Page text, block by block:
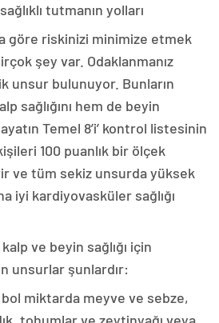
tutmanın yolları
göre riskinizi minimize etmek
şey var. Odaklanmanız
unsur bulunuyor. Bunların
sağlığını hem de beyin
Temel 8’i’ kontrol listesinin
100 puanlık bir ölçek
ve tüm sekiz unsurda yüksek
iyi kardiyovasküler sağlığı
ve beyin sağlığı için
unsurlar şunlardır:
bol miktarda meyve ve sebze,